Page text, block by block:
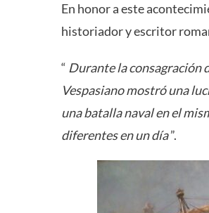
En honor a este
historiador y escritor
“ Durante la consagración
Vespasiano mostró una
una batalla naval en el
diferentes en un día”.